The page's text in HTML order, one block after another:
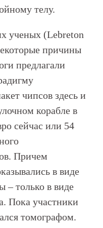
телу.
ученых (Lebreton
причины
предлагали
чипсов здесь и
корабле в
сейчас или 54
Причем
в виде
– только в виде
Пока участники
томографом.